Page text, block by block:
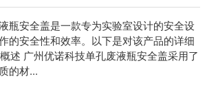
瓶安全盖是一款专为实验室设计的安全设
的安全性和效率。以下是对该产品的详细
述 广州优诺科技单孔废液瓶安全盖采用了
的材...